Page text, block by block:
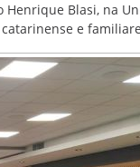
Blasi, na
e